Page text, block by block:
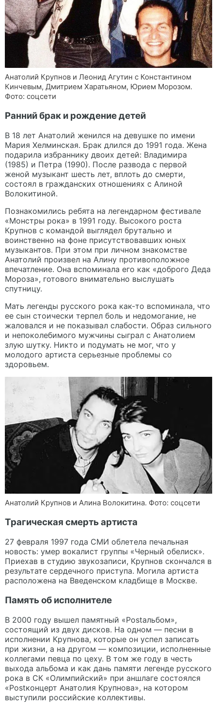
Анатолий Крупнов и Леонид Агутин с Константином
Кинчевым, Дмитрием Харатьяном, Юрием Морозом.
Фото: соцсети
Ранний брак и рождение детей
В 18 лет Анатолий женился на девушке по имени
Мария Хелминская. Брак длился до 1991 года. Жена
подарила избраннику двоих детей: Владимира
(1985) и Петра (1990). После развода с первой
женой музыкант шесть лет, вплоть до смерти,
состоял в гражданских отношениях с Алиной
Волокитиной.
Познакомились ребята на легендарном фестивале
«Монстры рока» в 1991 году. Высокого роста
Крупнов с командой выглядел брутально и
воинственно на фоне присутствовавших юных
музыкантов. При этом при личном знакомстве
Анатолий произвел на Алину противоположное
впечатление. Она вспоминала его как «доброго Деда
Мороза», готового внимательно выслушать
спутницу.
Мать легенды русского рока как-то вспоминала, что
ее сын стоически терпел боль и недомогание, не
жаловался и не показывал слабости. Образ сильного
и непоколебимого мужчины сыграл с Анатолием
злую шутку. Никто и подумать не мог, что у
молодого артиста серьезные проблемы со
здоровьем.
Анатолий Крупнов и Алина Волокитина. Фото: соцсети
Трагическая смерть артиста
27 февраля 1997 года СМИ облетела печальная
новость: умер вокалист группы «Черный обелиск».
Приехав в студию звукозаписи, Крупнов скончался в
результате сердечного приступа. Могила артиста
расположена на Введенском кладбище в Москве.
Память об исполнителе
В 2000 году вышел памятный «Postальбом»,
состоящий из двух дисков. На одном — песни в
исполнении Крупнова, которые он успел записать
при жизни, а на другом — композиции, исполненные
коллегами певца по цеху. В том же году в честь
выхода альбома и как дань памяти легенде русского
рока в СК «Олимпийский» при аншлаге состоялся
«Postконцерт Анатолия Крупнова», на котором
выступили российские коллективы.